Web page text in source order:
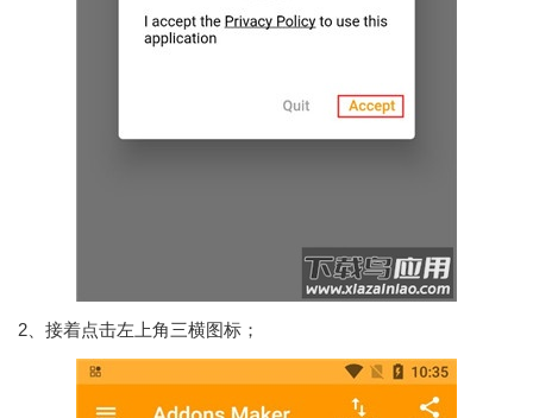
2、接着点击左上角三横图标；